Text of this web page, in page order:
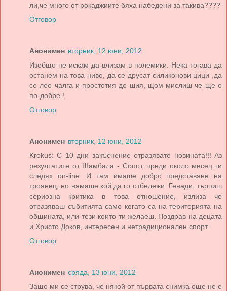
ли,че много от рокаджиите бяха набедени за такива????
Отговор
Анонимен вторник, 12 юни, 2012
Изобщо не искам да влизам в полемики. Нека тогава да
останем на това ниво, да се друсат силиконови цици ,да
се лее чалга и простотия до шия, щом мислиш че ще е
по-добре !
Отговор
Анонимен вторник, 12 юни, 2012
Krokus: С 10 дни закъснение отразявате новината!!! Аз
резултатите от Шамбала - Сопот, преди около месец ги
следях on-line. И там имаше добро представяне на
троянец, но нямаше кой да го отбележи. Генади, търпиш
сериозна критика в това отношение, излиза че
отразяваш събитията само когато са на територията на
общината, или тези които ти желаеш. Поздрав на децата
и Христо Доков, интересен и нетрадиционален спорт.
Отговор
Анонимен сряда, 13 юни, 2012
Защо ми се струва, че някой от първата снимка още не е